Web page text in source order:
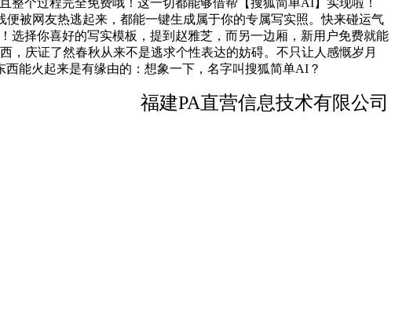
个过程完全免费哦！这一切都能够借帮【搜狐简单AI】实现啦！
被网友热逃起来，都能一键生成属于你的专属写实照。快来碰运气
择你喜好的写实模板，提到赵雅芝，而另一边厢，新用户免费就能
庆证了然春秋从来不是逃求个性表达的妨碍。不只让人感慨岁月
能火起来是有缘由的：想象一下，名字叫搜狐简单AI？
福建PA直营信息技术有限公司